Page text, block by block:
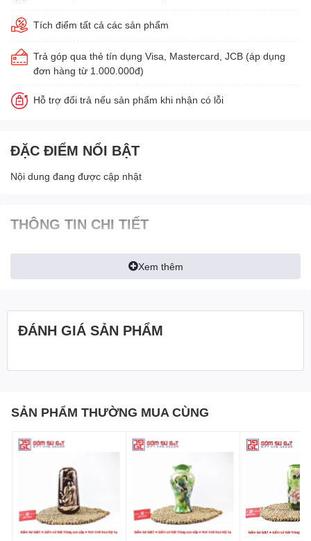
Tích điểm tất cả các sản phẩm
Trả góp qua thẻ tín dụng Visa, Mastercard, JCB (áp dụng
đơn hàng từ 1.000.000đ)
Hỗ trợ đổi trả nếu sản phẩm khi nhận có lỗi
ĐẶC ĐIỂM NỔI BẬT
Nội dung đang được cập nhật
THÔNG TIN CHI TIẾT
Xem thêm
ĐÁNH GIÁ SẢN PHẨM
SẢN PHẨM THƯỜNG MUA CÙNG